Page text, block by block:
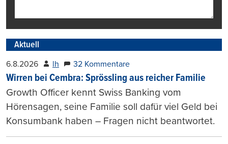
Aktuell
6.8.2026 lh 32 Kommentare
Wirren bei Cembra: Sprössling aus reicher Familie
Growth Officer kennt Swiss Banking vom
Hörensagen, seine Familie soll dafür viel Geld bei
Konsumbank haben – Fragen nicht beantwortet.